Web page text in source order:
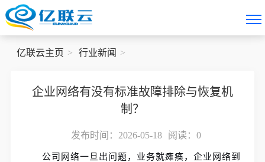
亿联云主页 行业新闻
企业网络有没有标准故障排除与恢复机
制？
发布时间：2026-05-18 阅读： 0
公司网络一旦出问题，业务就瘫痪，企业网络到